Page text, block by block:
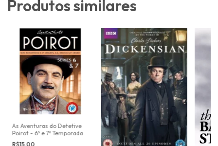
Produtos similares
As Aventuras do Detetive
Poirot - 6º e 7º Temporada
R$15,00